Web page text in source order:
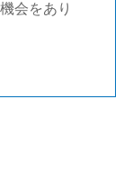
会をあり